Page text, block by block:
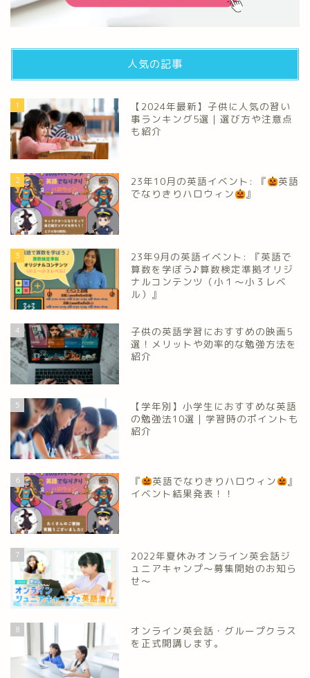
人気の記事
1
【2024年最新】子供に人気の習い
事ランキング5選｜選び方や注意点
も紹介
2 23年10月の英語イベント: 『
英語
でなりきりハロウィン
』
3
23年9月の英語イベント: 『英語で
算数を学ぼう♪算数検定準拠オリジ
ナルコンテンツ（小１～小３レベ
ル）』
4
子供の英語学習におすすめの映画5
選！メリットや効率的な勉強方法を
紹介
5
【学年別】小学生におすすめな英語
の勉強法10選｜学習時のポイントも
紹介
6 『 英語でなりきりハロウィン
』
イベント結果発表！！
7
2022年夏休みオンライン英会話ジ
ュニアキャンプ～募集開始のお知ら
せ～
8
オンライン英会話・グループクラス
を正式開講します。